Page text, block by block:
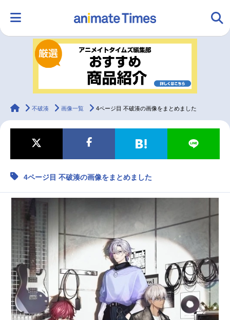
ランキング アニメ
ラジオ みんなの声
マンガ・ラノベ ゲーム・アプリ 音楽 コスプレ
配信・Vtuber トレンド
最新記事一覧
アニメ記事一覧 声優記事一覧
アニメ映画一覧 実写化映画一覧
今期アニメ曜日別一覧
春アニメ 夏アニメ
秋アニメ 冬アニメ
animateTimes
不破湊 画像一覧 4ページ目 不破湊の画像をまとめました
4ページ目 不破湊の画像をまとめました